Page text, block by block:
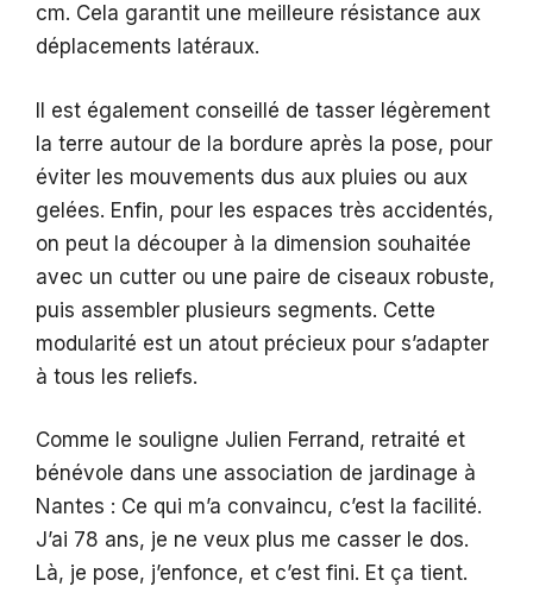
cm. Cela garantit une meilleure résistance aux
déplacements latéraux.
Il est également conseillé de tasser légèrement
la terre autour de la bordure après la pose, pour
éviter les mouvements dus aux pluies ou aux
gelées. Enfin, pour les espaces très accidentés,
on peut la découper à la dimension souhaitée
avec un cutter ou une paire de ciseaux robuste,
puis assembler plusieurs segments. Cette
modularité est un atout précieux pour s’adapter
à tous les reliefs.
Comme le souligne Julien Ferrand, retraité et
bénévole dans une association de jardinage à
Nantes : Ce qui m’a convaincu, c’est la facilité.
J’ai 78 ans, je ne veux plus me casser le dos.
Là, je pose, j’enfonce, et c’est fini. Et ça tient.